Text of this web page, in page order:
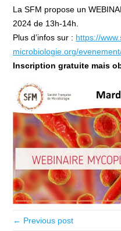
La SFM propose un
2024 de 13h-14h.
Plus d’infos sur : https://
microbiologie.org/
Inscription gratuite mais
← Previous post